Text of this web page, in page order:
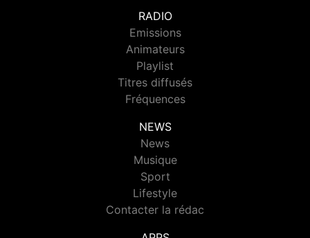
RADIO
Emissions
Animateurs
Playlist
Titres diffusés
Fréquences
NEWS
News
Musique
Sport
Lifestyle
Contacter la rédac